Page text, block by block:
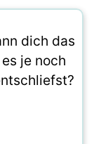
dich das
je noch